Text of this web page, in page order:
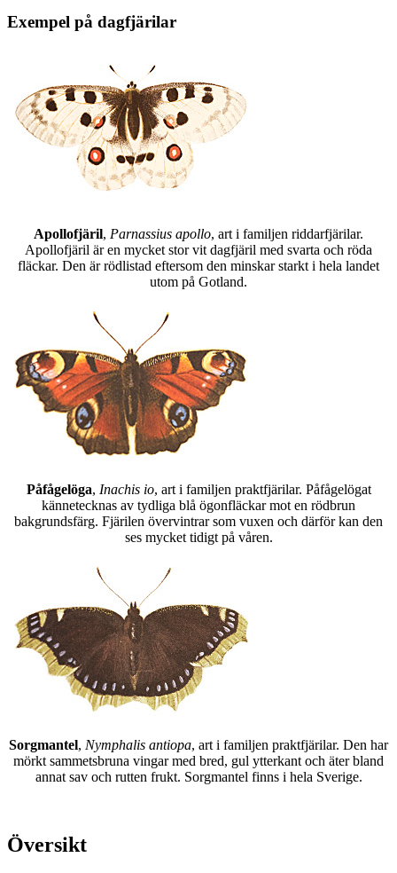
Exempel på dagfjärilar
Apollofjäril, Parnassius apollo, art i familjen riddarfjärilar.
Apollofjäril är en mycket stor vit dagfjäril med svarta och röda
fläckar. Den är rödlistad eftersom den minskar starkt i hela landet
utom på Gotland.
Påfågelöga, Inachis io, art i familjen praktfjärilar. Påfågelögat
kännetecknas av tydliga blå ögonfläckar mot en rödbrun
bakgrundsfärg. Fjärilen övervintrar som vuxen och därför kan den
ses mycket tidigt på våren.
Sorgmantel, Nymphalis antiopa, art i familjen praktfjärilar. Den har
mörkt sammetsbruna vingar med bred, gul ytterkant och äter bland
annat sav och rutten frukt. Sorgmantel finns i hela Sverige.
Översikt